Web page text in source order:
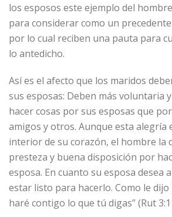
los esposos este ejemplo del
para considerar como un
por lo cual reciben una pauta para
lo antedicho.
Así es el afecto que los maridos
sus esposas: Deben más voluntaria
hacer cosas por sus esposas que
amigos y otros. Aunque esta alegría
interior de su corazón, el hombre la
presteza y buena disposición por
esposa. En cuanto su esposa desea
estar listo para hacerlo. Como le dijo
haré contigo lo que tú digas” (Rut